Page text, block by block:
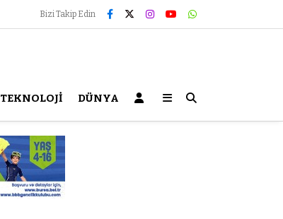
Bizi Takip Edin
TEKNOLOJİ DÜNYA